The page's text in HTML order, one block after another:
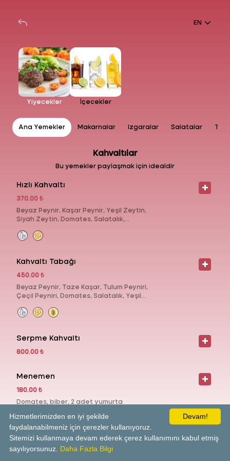
EN
Yiyecekler İçecekler
Ana Yemekler Makarnalar Izgaralar Salatalar
Kahvaltılar
Bu yemekler paylaşmak için idealdir
Hızlı Kahvaltı
370.00 ₺
Beyaz Peynir, Kaşar Peynir, Yeşil Zeytin,
Siyah Zeytin, Domates, Salatalık,
Kahvaltı Tabağı
450.00 ₺
Beyaz Peynir, Taze Kaşar, Tulum Peyniri,
Çeçil Peyniri, Domates, Salatalık, Yeşil
Sigara Böreği, Haşlanmış Yumurta,
Serpme Kahvaltı
800.00 ₺
Menemen
180.00 ₺
Domates, biber, 2 adet yumurta
Sucuklu Menemen
Devam!
Hizmetlerimizden en iyi şekilde
faydalanabilmeniz için çerezler kullanıyoruz.
Sitemizi kullanmaya devam ederek çerez kullanımını kabul etmiş
sayılıyorsunuz. Daha Fazla Bilgi